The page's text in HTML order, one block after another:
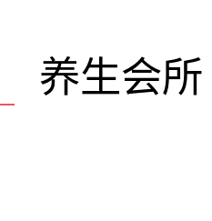
养生会所